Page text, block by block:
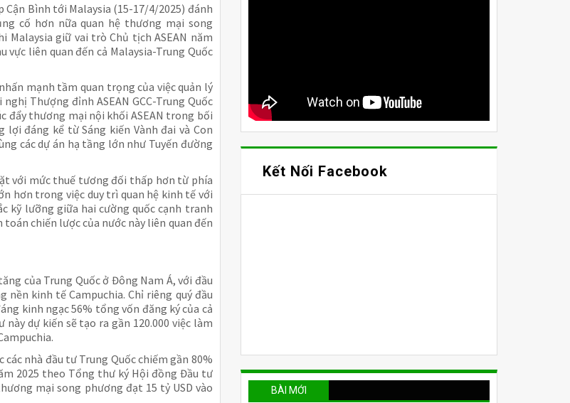
Cận Bình tới Malaysia (15-17/4/2025) đánh
cố hơn nữa quan hệ thương mại song
Malaysia giữ vai trò Chủ tịch ASEAN năm
liên quan đến cả Malaysia-Trung Quốc
mạnh tầm quan trọng của việc quản lý
Thượng đỉnh ASEAN GCC-Trung Quốc
đẩy thương mại nội khối ASEAN trong bối
đáng kể từ Sáng kiến Vành đai và Con
các dự án hạ tầng lớn như Tuyến đường
với mức thuế tương đối thấp hơn từ phía
hơn trong việc duy trì quan hệ kinh tế với
kỹ lưỡng giữa hai cường quốc cạnh tranh
chiến lược của nước này liên quan đến
của Trung Quốc ở Đông Nam Á, với đầu
kinh tế Campuchia. Chỉ riêng quý đầu
kinh ngạc 56% tổng vốn đăng ký của cả
dự kiến sẽ tạo ra gần 120.000 việc làm
nhà đầu tư Trung Quốc chiếm gần 80%
2025 theo Tổng thư ký Hội đồng Đầu tư
mại song phương đạt 15 tỷ USD vào
Kết Nối Facebook
BÀI MỚI